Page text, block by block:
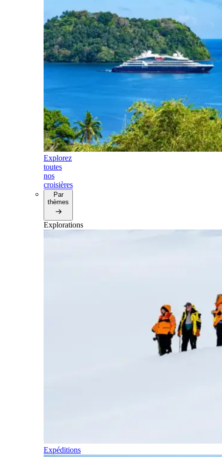
Explorez
toutes
nos
croisières
Par
thèmes
Explorations
Expéditions